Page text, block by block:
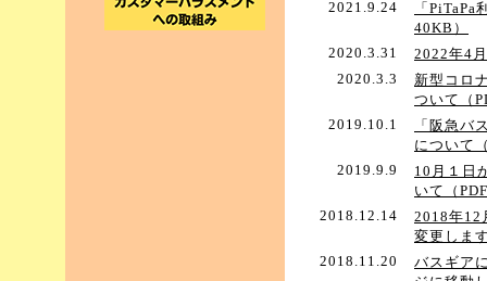
2021.9.24
「
40KB）
2020.3.31
2022年4
2020.3.3
新型コロ
ついて（
2019.10.1
「阪急バ
について
2019.9.9
10月１日
いて（
2018.12.14
2018年12
変更しま
2018.11.20
バスギア